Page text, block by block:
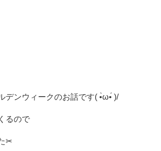
デンウィークのお話です( •̀ω•́ )/
るので
✂